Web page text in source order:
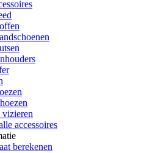
accessoires
berekenen